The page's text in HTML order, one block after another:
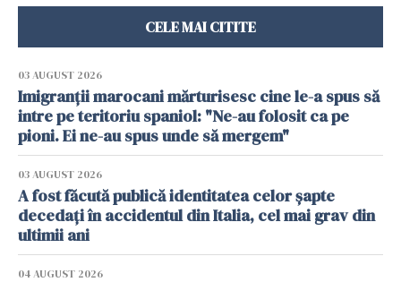
CELE MAI CITITE
03 AUGUST 2026
Imigranții marocani mărturisesc cine le-a spus să
intre pe teritoriu spaniol: "Ne-au folosit ca pe
pioni. Ei ne-au spus unde să mergem"
03 AUGUST 2026
A fost făcută publică identitatea celor șapte
decedați în accidentul din Italia, cel mai grav din
ultimii ani
04 AUGUST 2026